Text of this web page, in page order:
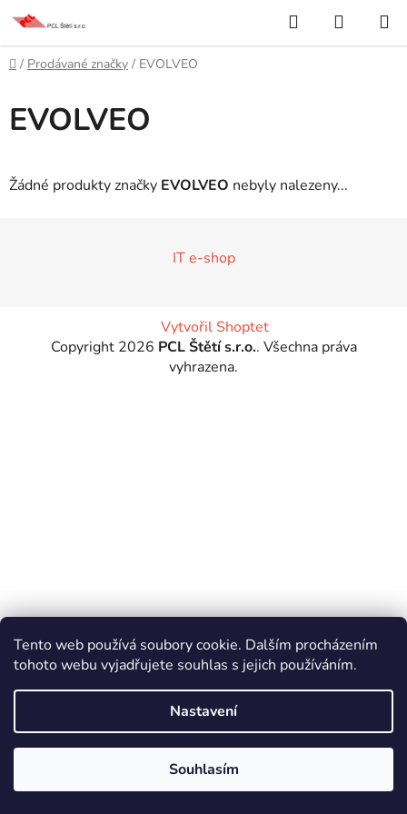
Tento web používá soubory cookie. Dalším procházením
tohoto webu vyjadřujete souhlas s jejich používáním.
Nastavení
Souhlasím
Přejít
obsah
Hledat
KOŠÍK
Domů
/ Prodávané značky / EVOLVEO
EVOLVEO
Žádné produkty značky EVOLVEO nebyly nalezeny...
IT e-shop
Vytvořil Shoptet
Copyright 2026 PCL Štětí s.r.o.. Všechna práva
vyhrazena.